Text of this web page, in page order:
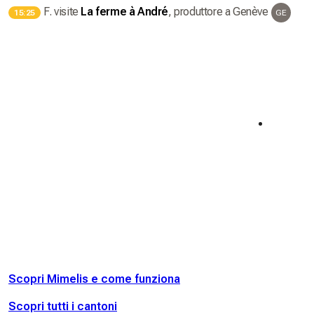
15:25 F. visite La ferme à André, produttore a Genève GE
Scopri Mimelis e come funziona
Scopri tutti i cantoni